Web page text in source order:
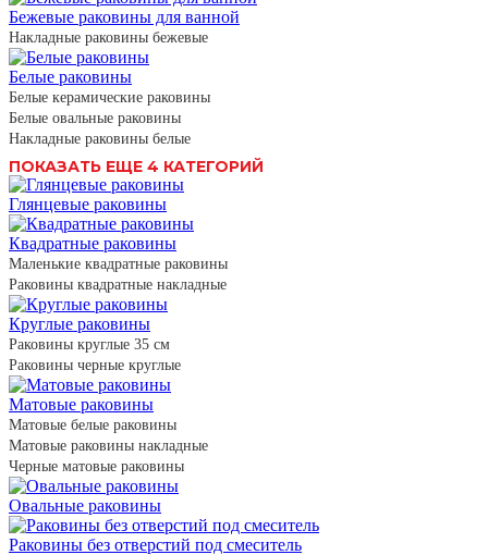
Бежевые раковины для ванной
Накладные раковины бежевые
Белые раковины
Белые керамические раковины
Белые овальные раковины
Накладные раковины белые
ПОКАЗАТЬ ЕЩЕ 4 КАТЕГОРИЙ
Глянцевые раковины
Квадратные раковины
Маленькие квадратные раковины
Раковины квадратные накладные
Круглые раковины
Раковины круглые 35 см
Раковины черные круглые
Матовые раковины
Матовые белые раковины
Матовые раковины накладные
Черные матовые раковины
Овальные раковины
Раковины без отверстий под смеситель